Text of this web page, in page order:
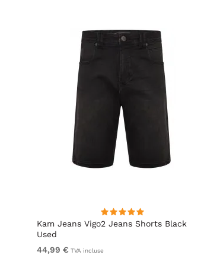
Kam Jeans Vigo2 Jeans Shorts Black
Used
44,99 € TVA incluse